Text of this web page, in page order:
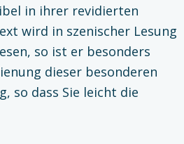
in ihrer revidierten
wird in szenischer Lesung
so ist er besonders
dieser besonderen
so dass Sie leicht die